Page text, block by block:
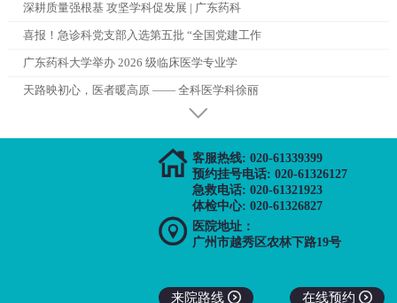
深耕质量强根基 攻坚学科促发展 | 广东药科
喜报！急诊科党支部入选第五批 “全国党建工作
广东药科大学举办 2026 级临床医学专业学
天路映初心，医者暖高原 —— 全科医学科徐丽
 客服热线: 020-61339399
预约挂号电话: 020-61326127
急救电话: 020-61321923
体检中心: 020-61326827

医院地址：
广州市越秀区农林下路19号
来院路线  在线预约 